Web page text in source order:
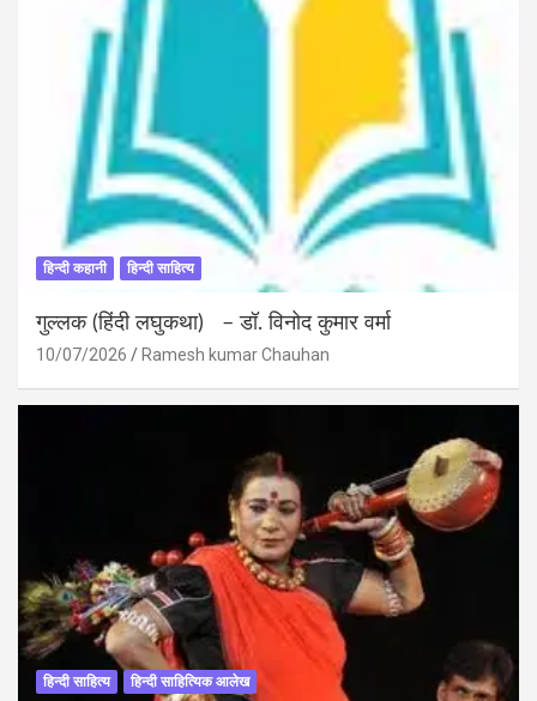
हिन्दी कहानी हिन्दी साहित्य
गुल्लक (हिंदी लघुकथा) – डॉ. विनोद कुमार वर्मा
10/07/2026 Ramesh kumar Chauhan
हिन्दी साहित्य हिन्दी साहित्यिक आलेख